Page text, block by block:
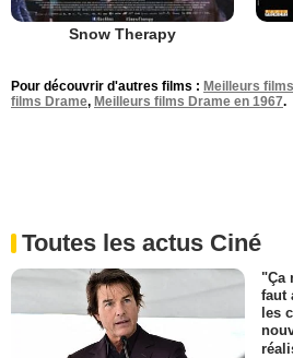
Snow Therapy
Pour découvrir d'autres films : Meilleurs
films Drame, Meilleurs films Drame en 1967.
Toutes les actus Ciné
"Ça
faut
les